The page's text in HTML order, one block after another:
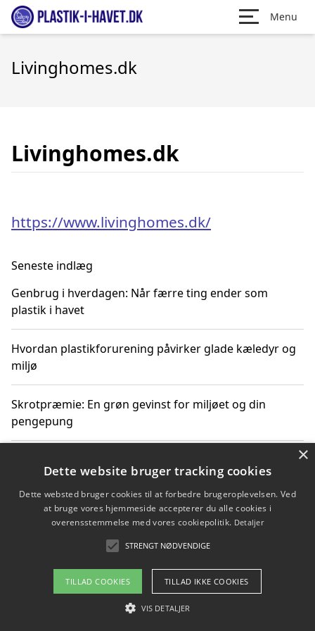
Menu
Livinghomes.dk
Livinghomes.dk
https://www.livinghomes.dk/
Seneste indlæg
Genbrug i hverdagen: Når færre ting ender som
plastik i havet
Hvordan plastikforurening påvirker glade kæledyr og
miljø
Skrotpræmie: En grøn gevinst for miljøet og din
pengepung
Hvordan blåfade med rist kan hjælpe med at reducere
plastik i havet
Spil kasinospil på et troværdigt online casino: Din
guide til sikker og sjov underholdning
Copyright 2026 - Pilanto Aps
Om / kontakt
×
Dette website bruger tracking cookies
Dette websted bruger cookies til at forbedre brugeroplevelsen. Ved
at bruge vores hjemmeside accepterer du alle cookies i
overensstemmelse med vores cookiepolitik. Detaljer
STRENGT NØDVENDIGE
TILLAD COOKIES TILLAD IKKE COOKIES
VIS DETALJER